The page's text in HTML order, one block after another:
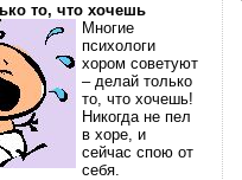
то, что хочешь
Многие
психологи
хором советуют
– делай только
то, что хочешь!
Никогда не пел
в хоре, и
сейчас спою от
себя.